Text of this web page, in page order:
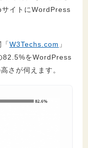
けに解説
金はかかる？
トの見分け方
で利用されて
サイトにWordPress
W3Techs.com 」
82.5%をWordPress
さが伺えます。